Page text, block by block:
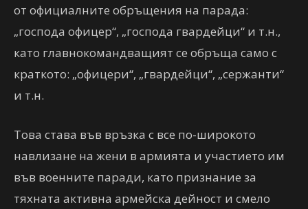
от официалните обръщения на парада:
„господа офицер“, „господа гвардейци“ и т.н.,
като главнокомандващият се обръща само с
краткото: „офицери“, „гвардейци“, „сержанти“
и т.н.
Това става във връзка с все по-широкото
навлизане на жени в армията и участието им
във военните паради, като признание за
тяхната активна армейска дейност и смело